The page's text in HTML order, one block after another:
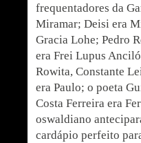
frequentadores da
Miramar; Deisi era
Gracia Lohe; Pedro
era Frei Lupus
Rowita, Constante
era Paulo; o poeta
Costa Ferreira era
oswaldiano
cardápio perfeito